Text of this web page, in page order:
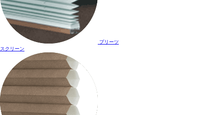
プリーツ
スクリーン